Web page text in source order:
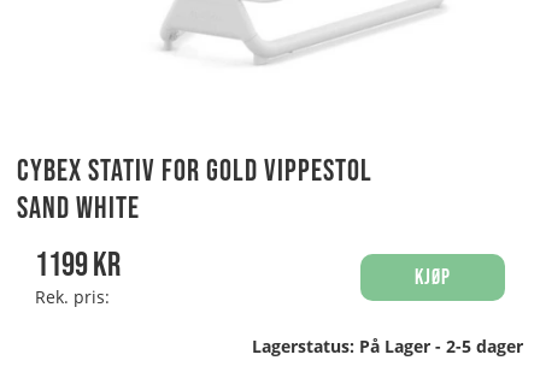
Cybex Stativ for Gold Vippestol
Sand White
1199kr
Rek. pris:
Kjøp
Lagerstatus: På Lager - 2-5 dager